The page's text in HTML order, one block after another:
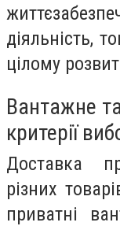
діяльність,
цілому
Вантажне
критерії
Доставка
різних
приватні